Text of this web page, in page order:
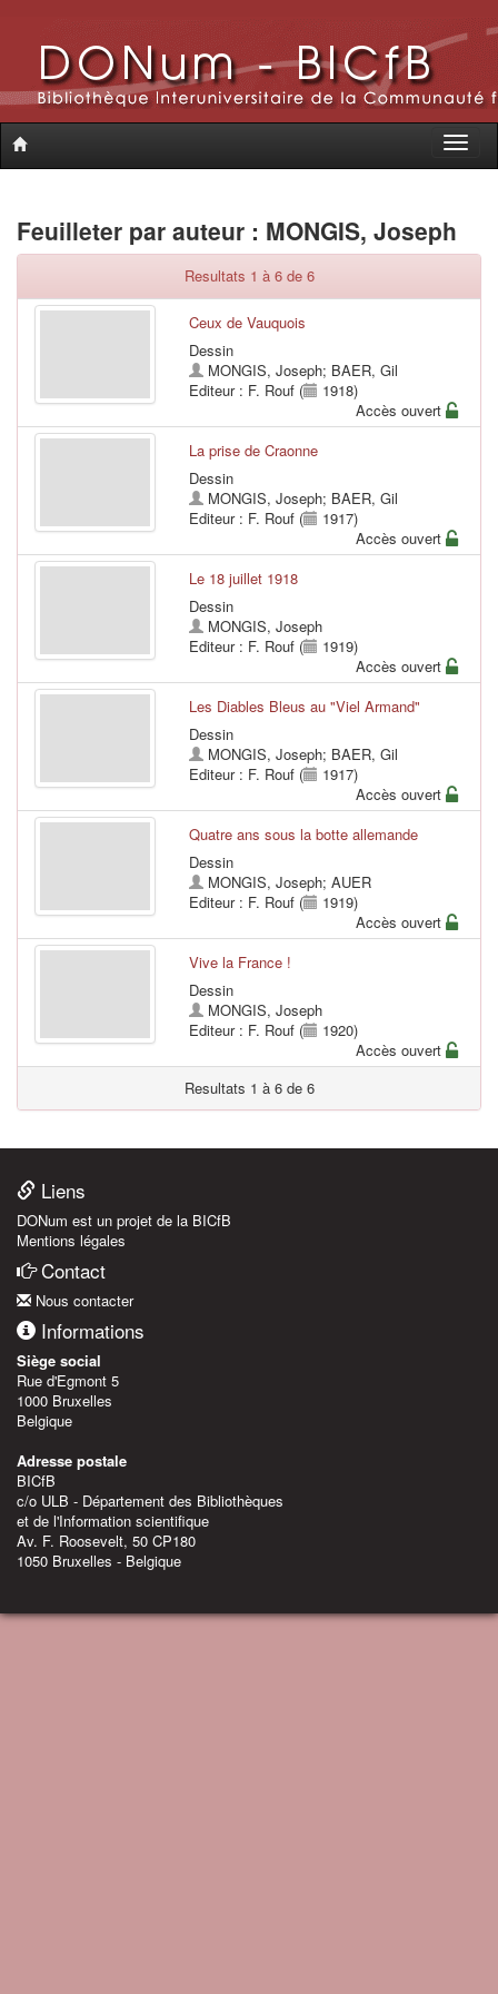
Toggle
Feuilleter par auteur : MONGIS, Joseph
Resultats 1 à 6 de 6
Ceux de Vauquois
Dessin
MONGIS, Joseph; BAER, Gil
Editeur : F. Rouf (
1918)
Accès ouvert
La prise de Craonne
Dessin
MONGIS, Joseph; BAER, Gil
Editeur : F. Rouf (
1917)
Accès ouvert
Le 18 juillet 1918
Dessin
MONGIS, Joseph
Editeur : F. Rouf (
1919)
Accès ouvert
Les Diables Bleus au "Viel Armand"
Dessin
MONGIS, Joseph; BAER, Gil
Editeur : F. Rouf (
1917)
Accès ouvert
Quatre ans sous la botte allemande
Dessin
MONGIS, Joseph; AUER
Editeur : F. Rouf (
1919)
Accès ouvert
Vive la France !
Dessin
MONGIS, Joseph
Editeur : F. Rouf (
1920)
Accès ouvert
Resultats 1 à 6 de 6
Liens
DONum est un projet de la BICfB
Mentions légales
Contact
Nous contacter
Informations
Siège social
Rue d'Egmont 5
1000 Bruxelles
Belgique
Adresse postale
BICfB
c/o ULB - Département des Bibliothèques
et de l'Information scientifique
Av. F. Roosevelt, 50 CP180
1050 Bruxelles - Belgique